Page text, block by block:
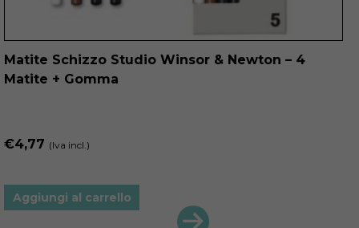
Matite Schizzo Studio Winsor & Newton – 4
Matite + Gomma
€4,77 (Iva incl.)
Aggiungi al carrello